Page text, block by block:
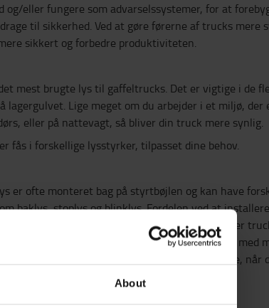
About
og/eller fungere som advarselssystemer, for at
til sikkerhed. Ved at gøre førerne af trucks mere
sikkert og forbedre produktiviteten.
mest brugte lys til gaffeltrucks. Det er vigtige i de
lagergulvet. Lige meget om du arbejder i et miljø, der
eller på nattevagt, så bliver din truck mere synlig.
fås i forskellige lysstyrker, tilpasset dine behov.
er ofte monteret bag på styrtbøjlen og kan have
baklys, stoplys og blinklys. Fordelen ved at
angiver, at der er en gaffeltruck i brug, og forbedrer
Denne funktion er afgørende i travle miljøer med
passerende fodgængere. Lyset advarer de ansatte, når
om hjørnet eller den gør et stop.